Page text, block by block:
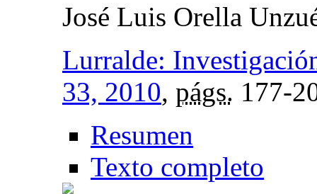
José Luis Orella
Lurralde:
33, 2010, págs. 177-
Resumen
Texto completo